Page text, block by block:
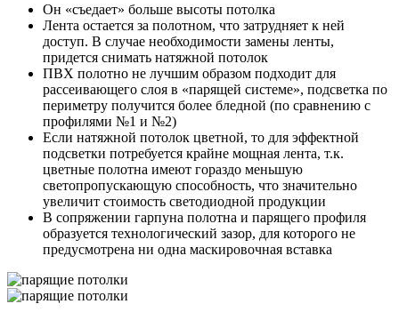
Он «съедает» больше высоты потолка
Лента остается за полотном, что затрудняет к ней
доступ. В случае необходимости замены ленты,
придется снимать натяжной потолок
ПВХ полотно не лучшим образом подходит для
рассеивающего слоя в «парящей системе», подсветка по
периметру получится более бледной (по сравнению с
профилями №1 и №2)
Если натяжной потолок цветной, то для эффектной
подсветки потребуется крайне мощная лента, т.к.
цветные полотна имеют гораздо меньшую
светопропускающую способность, что значительно
увеличит стоимость светодиодной продукции
В сопряжении гарпуна полотна и парящего профиля
образуется технологический зазор, для которого не
предусмотрена ни одна маскировочная вставка